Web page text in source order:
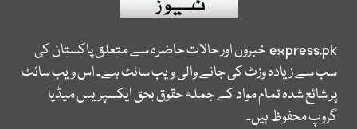
express.pkخبروں اور حالات حاضرہ سے متعلق پاکستان کی
سب سے زیادہ وزٹ کی جانے والی ویب سائٹ ہے۔ اس ویب سائٹ
پر شائع شدہ تمام مواد کے جملہ حقوق بحق ایکسپریس میڈیا
گروپ محفوظ ہیں۔